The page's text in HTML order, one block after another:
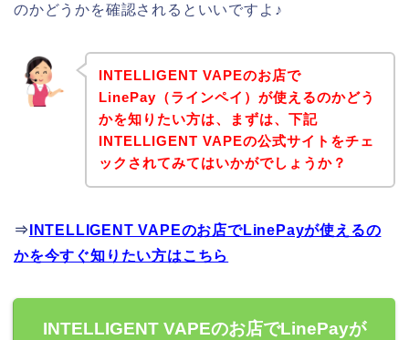
のかどうかを確認されるといいですよ♪
INTELLIGENT VAPEのお店で
LinePay（ラインペイ）が使えるのかどう
かを知りたい方は、まずは、下記
INTELLIGENT VAPEの公式サイトをチェ
ックされてみてはいかがでしょうか？
⇒ INTELLIGENT VAPEのお店でLinePayが使えるの
かを今すぐ知りたい方はこちら
INTELLIGENT VAPEのお店でLinePayが